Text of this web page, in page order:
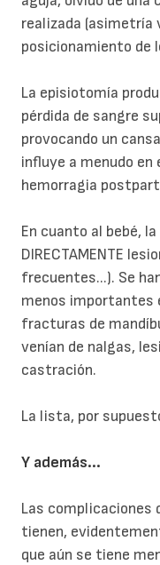
realizada (asimetría
posicionamiento de
La episiotomía
pérdida de sangre
provocando un
influye a menudo en
hemorragia
En cuanto al bebé,
DIRECTAMENTE
frecuentes...). Se
menos importantes
fracturas de
venían de nalgas,
castración.
La lista, por
Y además...
Las complicaciones
tienen,
que aún se tiene